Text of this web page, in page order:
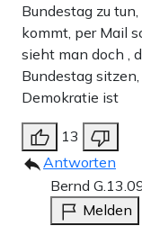
Bundestag zu
kommt, per Mail
sieht man doch ,
Bundestag
Demokratie ist
13
Antworten
Bernd G.
Melden